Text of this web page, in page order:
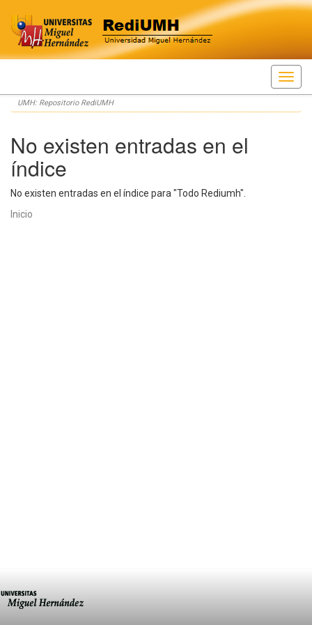
Skip
navigation
UMH: Repositorio RediUMH
No existen entradas en el
índice
No existen entradas en el índice para "Todo Rediumh".
Inicio